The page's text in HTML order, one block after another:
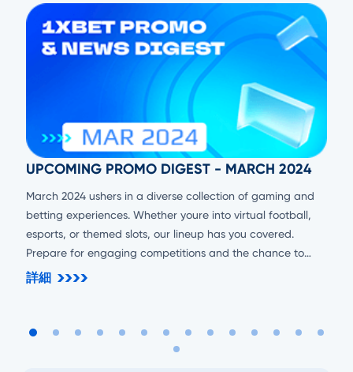
UPCOMING PROMO DIGEST - MARCH 2024
March 2024 ushers in a diverse collection of gaming and
betting experiences. Whether youre into virtual football,
esports, or themed slots, our lineup has you covered.
Prepare for engaging competitions and the chance to
secure substantial rewards!
詳細